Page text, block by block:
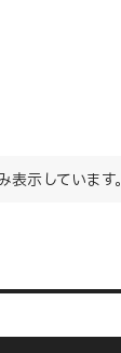
示しています。